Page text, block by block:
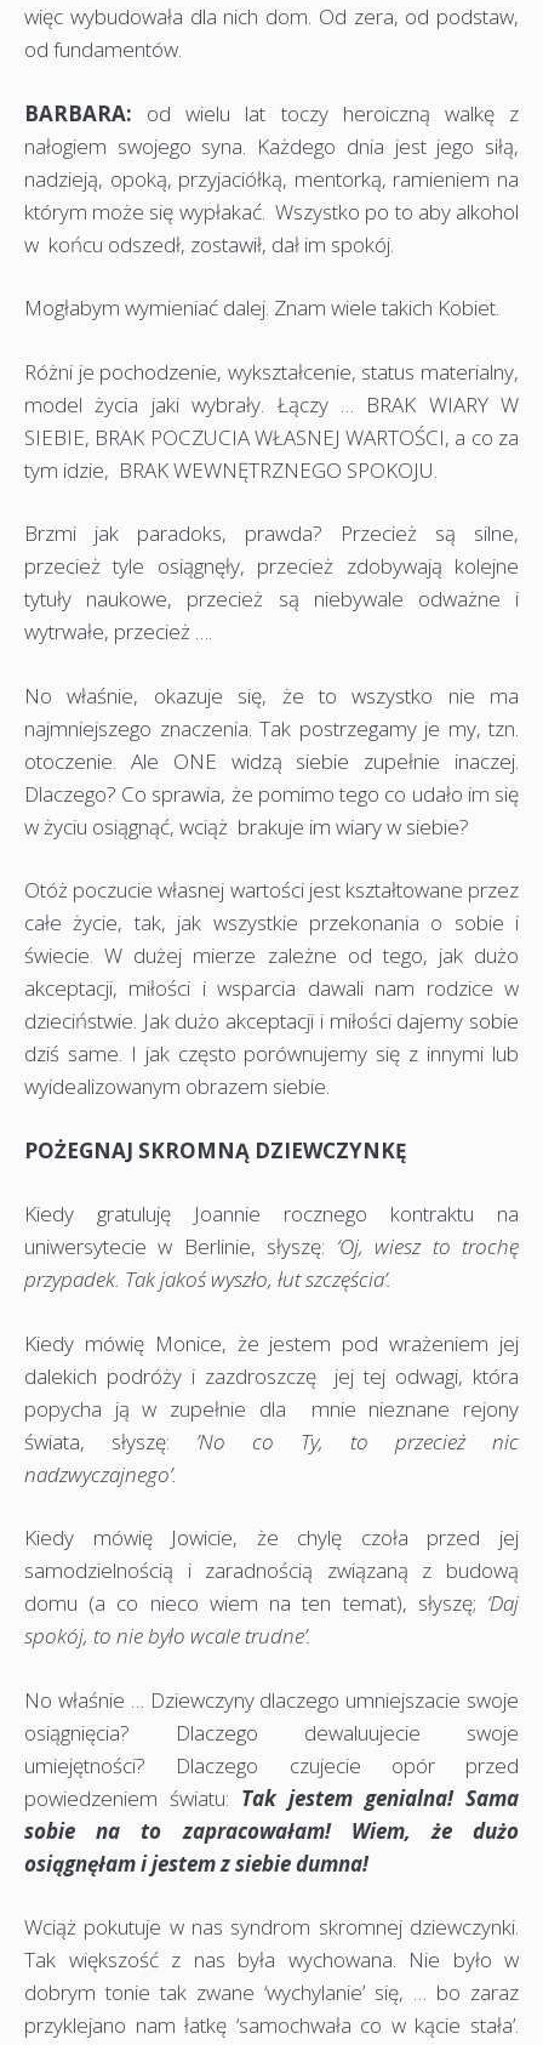
więc wybudowała dla nich dom. Od zera, od podstaw,
od fundamentów.
BARBARA: od wielu lat toczy heroiczną walkę z
nałogiem swojego syna. Każdego dnia jest jego siłą,
nadzieją, opoką, przyjaciółką, mentorką, ramieniem na
którym może się wypłakać. Wszystko po to aby alkohol
w końcu odszedł, zostawił, dał im spokój.
Mogłabym wymieniać dalej. Znam wiele takich Kobiet.
Różni je pochodzenie, wykształcenie, status materialny,
model życia jaki wybrały. Łączy … BRAK WIARY W
SIEBIE, BRAK POCZUCIA WŁASNEJ WARTOŚCI, a co za
tym idzie, BRAK WEWNĘTRZNEGO SPOKOJU.
Brzmi jak paradoks, prawda? Przecież są silne,
przecież tyle osiągnęły, przecież zdobywają kolejne
tytuły naukowe, przecież są niebywale odważne i
wytrwałe, przecież ….
No właśnie, okazuje się, że to wszystko nie ma
najmniejszego znaczenia. Tak postrzegamy je my, tzn.
otoczenie. Ale ONE widzą siebie zupełnie inaczej.
Dlaczego? Co sprawia, że pomimo tego co udało im się
w życiu osiągnąć, wciąż brakuje im wiary w siebie?
Otóż poczucie własnej wartości jest kształtowane przez
całe życie, tak, jak wszystkie przekonania o sobie i
świecie. W dużej mierze zależne od tego, jak dużo
akceptacji, miłości i wsparcia dawali nam rodzice w
dzieciństwie. Jak dużo akceptacji i miłości dajemy sobie
dziś same. I jak często porównujemy się z innymi lub
wyidealizowanym obrazem siebie.
POŻEGNAJ SKROMNĄ DZIEWCZYNKĘ
Kiedy gratuluję Joannie rocznego kontraktu na
uniwersytecie w Berlinie, słyszę: ‘Oj, wiesz to trochę
przypadek. Tak jakoś wyszło, łut szczęścia’.
Kiedy mówię Monice, że jestem pod wrażeniem jej
dalekich podróży i zazdroszczę jej tej odwagi, która
popycha ją w zupełnie dla mnie nieznane rejony
świata, słyszę: ’No co Ty, to przecież nic
nadzwyczajnego’.
Kiedy mówię Jowicie, że chylę czoła przed jej
samodzielnością i zaradnością związaną z budową
domu (a co nieco wiem na ten temat), słyszę; ‘Daj
spokój, to nie było wcale trudne’.
No właśnie … Dziewczyny dlaczego umniejszacie swoje
osiągnięcia? Dlaczego dewaluujecie swoje
umiejętności? Dlaczego czujecie opór przed
powiedzeniem światu: Tak jestem genialna! Sama
sobie na to zapracowałam! Wiem, że dużo
osiągnęłam i jestem z siebie dumna!
Wciąż pokutuje w nas syndrom skromnej dziewczynki.
Tak większość z nas była wychowana. Nie było w
dobrym tonie tak zwane ‘wychylanie’ się, … bo zaraz
przyklejano nam łatkę ‘samochwała co w kącie stała’.